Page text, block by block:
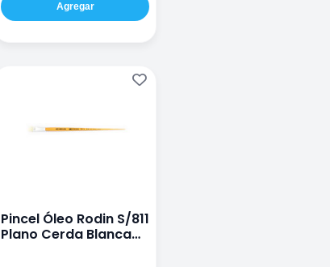
Agregar
Pincel Óleo Rodin S/811
Plano Cerda Blanca